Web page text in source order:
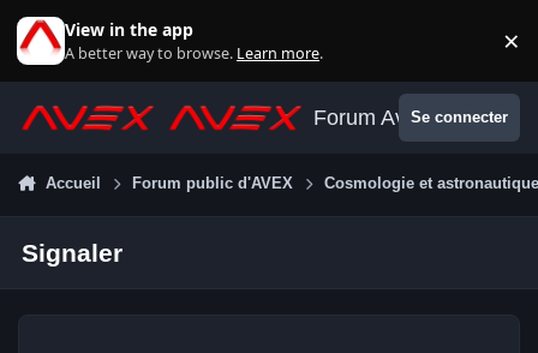
View in the app
A better way to browse. Learn more. ×
Forum AvexSe connecter
Accueil Forum public d'AVEX Cosmologie et
Signaler